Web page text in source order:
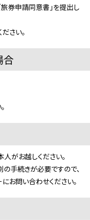
券申請同意書」を提出し
さい。
合
がお越しください。
の手続きが必要ですので、
お問い合わせください。